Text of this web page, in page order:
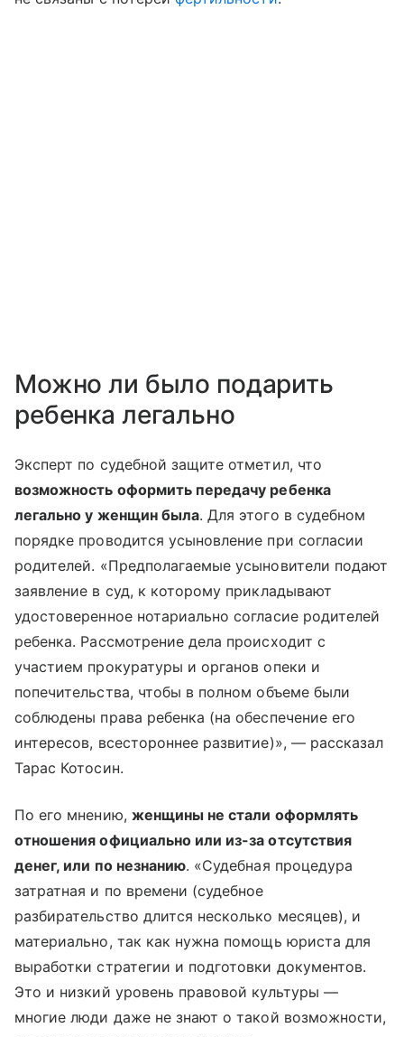
Можно ли было подарить
ребенка легально
Эксперт по судебной защите отметил, что
возможность оформить передачу ребенка
легально у женщин была. Для этого в судебном
порядке проводится усыновление при согласии
родителей. «Предполагаемые усыновители подают
заявление в суд, к которому прикладывают
удостоверенное нотариально согласие родителей
ребенка. Рассмотрение дела происходит с
участием прокуратуры и органов опеки и
попечительства, чтобы в полном объеме были
соблюдены права ребенка (на обеспечение его
интересов, всестороннее развитие)», — рассказал
Тарас Котосин.
По его мнению, женщины не стали оформлять
отношения официально или из-за отсутствия
денег, или по незнанию. «Судебная процедура
затратная и по времени (судебное
разбирательство длится несколько месяцев), и
материально, так как нужна помощь юриста для
выработки стратегии и подготовки документов.
Это и низкий уровень правовой культуры —
многие люди даже не знают о такой возможности,